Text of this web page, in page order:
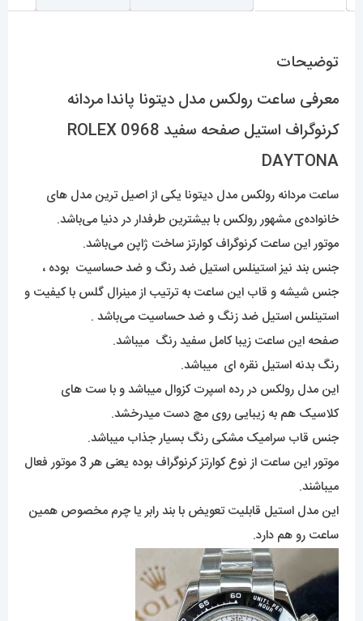
توضیحات
معرفی ساعت رولکس مدل دیتونا پاندا مردانه
کرنوگراف استیل صفحه سفید 0968 ROLEX
DAYTONA
ساعت مردانه رولکس مدل دیتونا یکی از اصیل ترین مدل های
خانواده‌ی مشهور رولکس با بیشترین طرفدار در دنیا می‌باشد.
موتور این ساعت کرنوگراف کوارتز ساخت ژاپن می‌باشد.
جنس بند نیز استینلس استیل ضد رنگ و ضد حساسیت بوده ،
جنس شیشه و قاب این ساعت به ترتیب از مینرال گلس با کیفیت و
استینلس استیل ضد زنگ و ضد حساسیت می‌باشد .
صفحه این ساعت زیبا کامل سفید رنگ میباشد.
رنگ بدنه استیل نقره ای میباشد.
این مدل رولکس در رده اسپرت کزوال میباشد و با ست های
کلاسیک هم به زیبایی روی مچ دست میدرخشد.
جنس قاب سرامیک مشکی رنگ بسیار جذاب میباشد.
موتور این ساعت از نوع کوارتز کرنوگراف بوده یعنی هر 3 موتور فعال
میباشند.
این مدل استیل قابلیت تعویض با بند رابر یا چرم مخصوص همین
ساعت رو هم دارد.